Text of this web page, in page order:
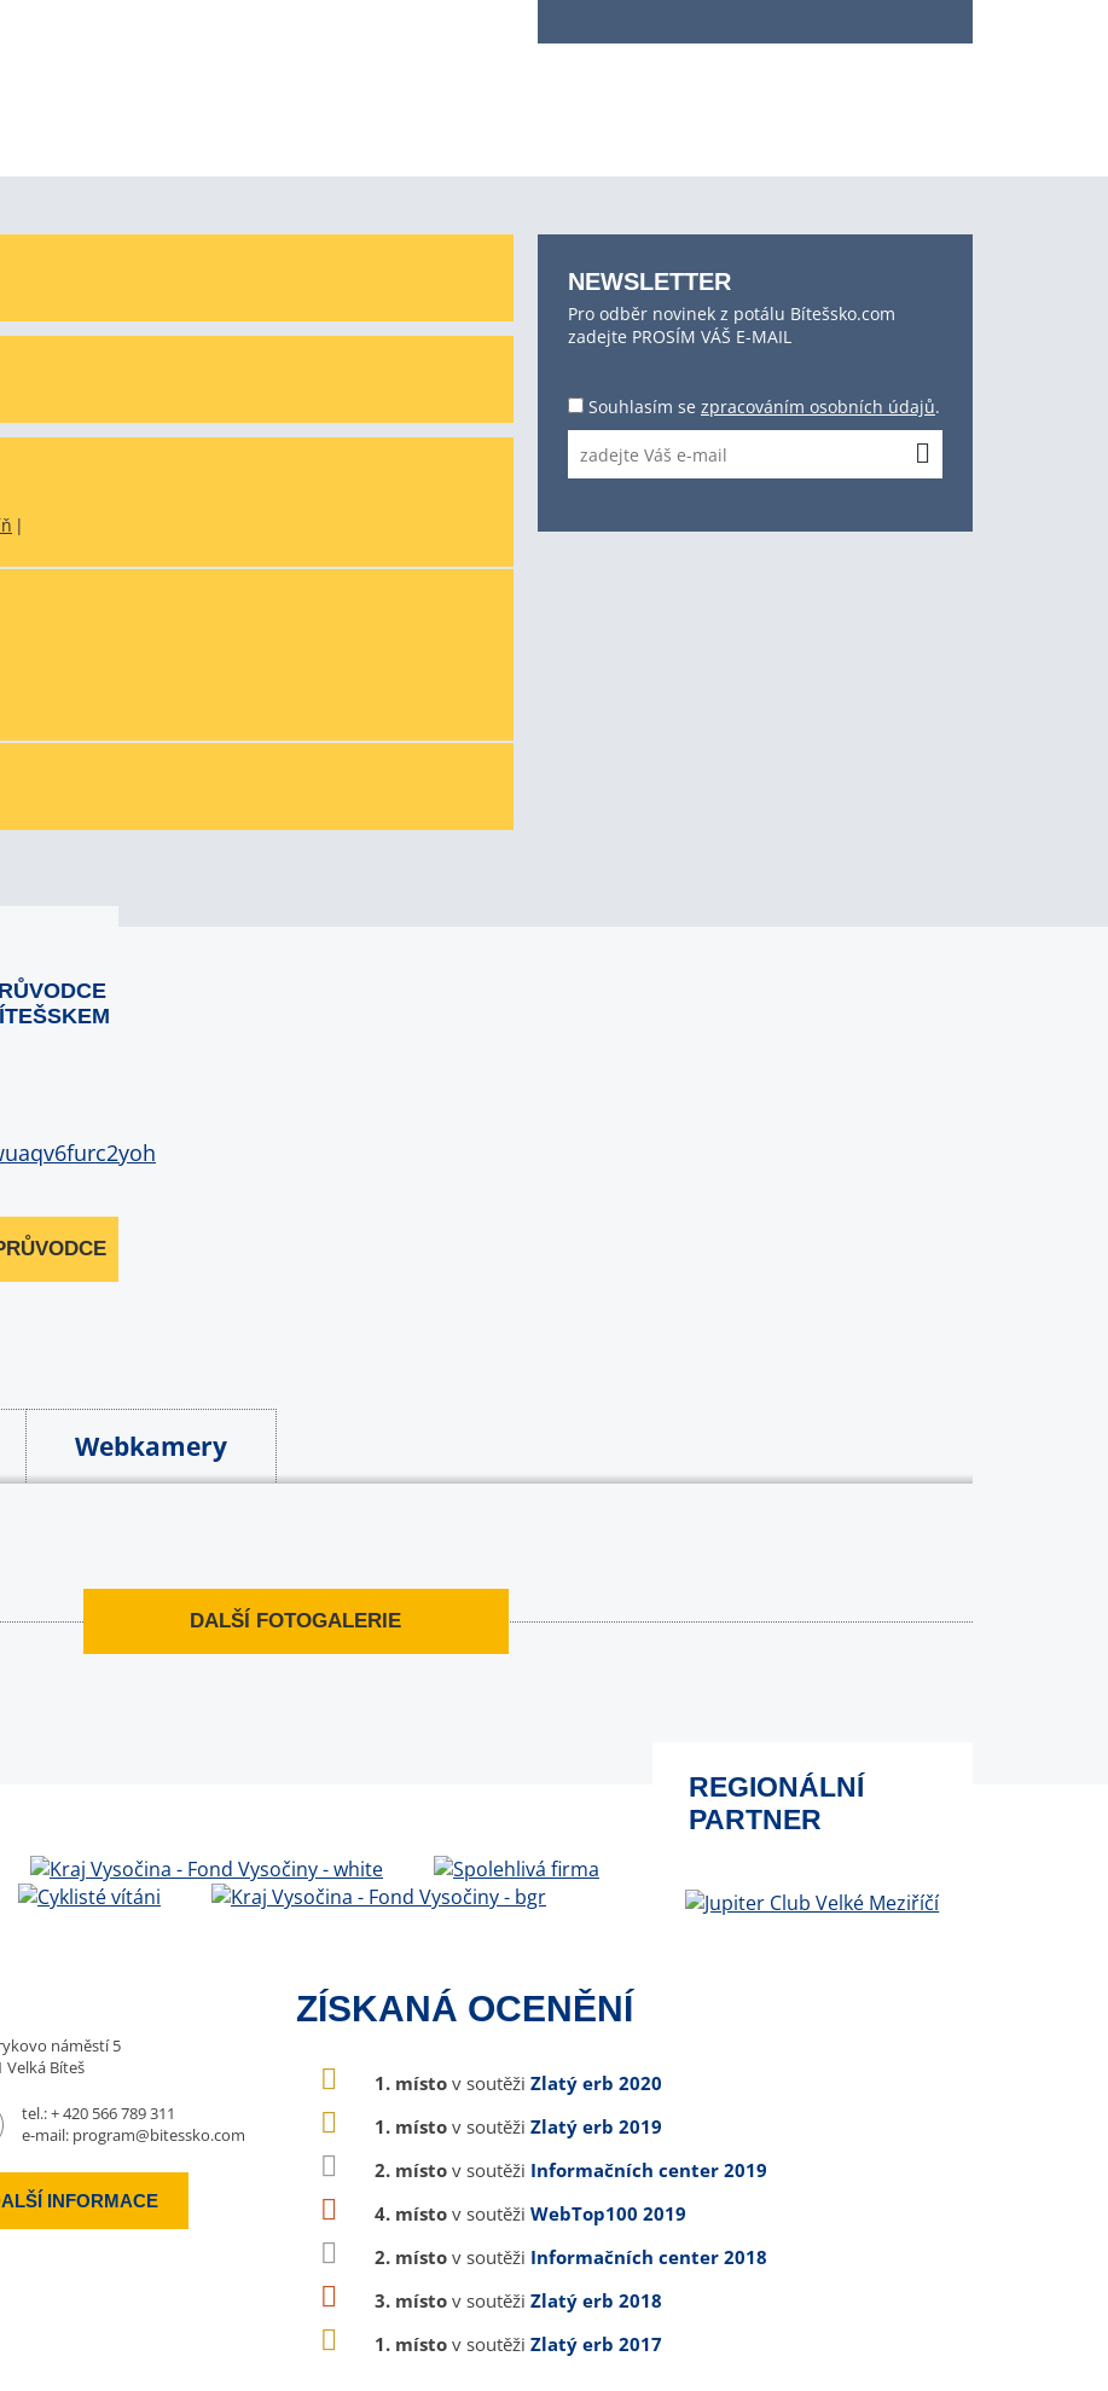
NEWSLETTER
Pro odběr novinek z potálu Bítešsko.com
zadejte PROSÍM VÁŠ E-MAIL
Souhlasím se zpracováním osobních údajů.
Webkamery
DALŠÍ FOTOGALERIE
REGIONÁLNÍ
PARTNER
náměstí 5
Velká Bíteš
tel.:+ 420 566 789 311
e-mail: program@bitessko.com
INFORMACE
ZÍSKANÁ OCENĚNÍ
1. místo v soutěži Zlatý erb 2020
1. místo v soutěži Zlatý erb 2019
2. místo v soutěži Informačních center 2019
4. místo v soutěži WebTop100 2019
2. místo v soutěži Informačních center 2018
3. místo v soutěži Zlatý erb 2018
1. místo v soutěži Zlatý erb 2017